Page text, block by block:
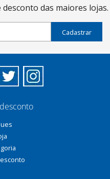
das maiores lojas.
Cadastrar